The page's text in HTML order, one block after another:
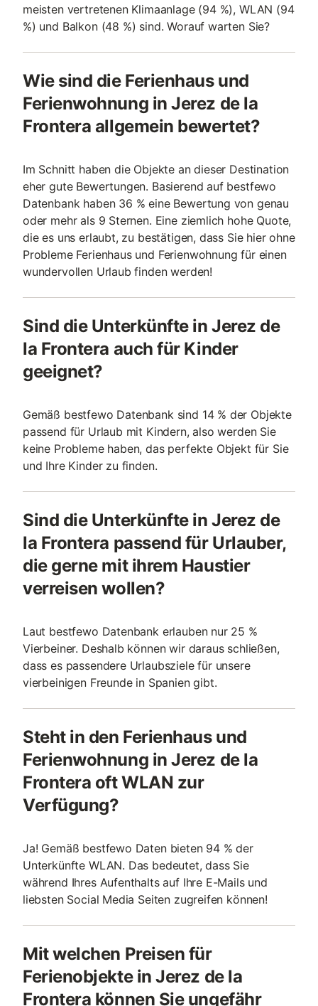
meisten vertretenen Klimaanlage (94 %), WLAN (94
%) und Balkon (48 %) sind. Worauf warten Sie?
Wie sind die Ferienhaus und
Ferienwohnung in Jerez de la
Frontera allgemein bewertet?
Im Schnitt haben die Objekte an dieser Destination
eher gute Bewertungen. Basierend auf bestfewo
Datenbank haben 36 % eine Bewertung von genau
oder mehr als 9 Sternen. Eine ziemlich hohe Quote,
die es uns erlaubt, zu bestätigen, dass Sie hier ohne
Probleme Ferienhaus und Ferienwohnung für einen
wundervollen Urlaub finden werden!
Sind die Unterkünfte in Jerez de
la Frontera auch für Kinder
geeignet?
Gemäß bestfewo Datenbank sind 14 % der Objekte
passend für Urlaub mit Kindern, also werden Sie
keine Probleme haben, das perfekte Objekt für Sie
und Ihre Kinder zu finden.
Sind die Unterkünfte in Jerez de
la Frontera passend für Urlauber,
die gerne mit ihrem Haustier
verreisen wollen?
Laut bestfewo Datenbank erlauben nur 25 %
Vierbeiner. Deshalb können wir daraus schließen,
dass es passendere Urlaubsziele für unsere
vierbeinigen Freunde in Spanien gibt.
Steht in den Ferienhaus und
Ferienwohnung in Jerez de la
Frontera oft WLAN zur
Verfügung?
Ja! Gemäß bestfewo Daten bieten 94 % der
Unterkünfte WLAN. Das bedeutet, dass Sie
während Ihres Aufenthalts auf Ihre E-Mails und
liebsten Social Media Seiten zugreifen können!
Mit welchen Preisen für
Ferienobjekte in Jerez de la
Frontera können Sie ungefähr